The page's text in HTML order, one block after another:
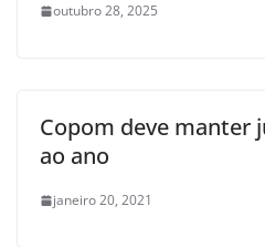
outubro 28, 2025
Copom deve manter
ao ano
janeiro 20, 2021